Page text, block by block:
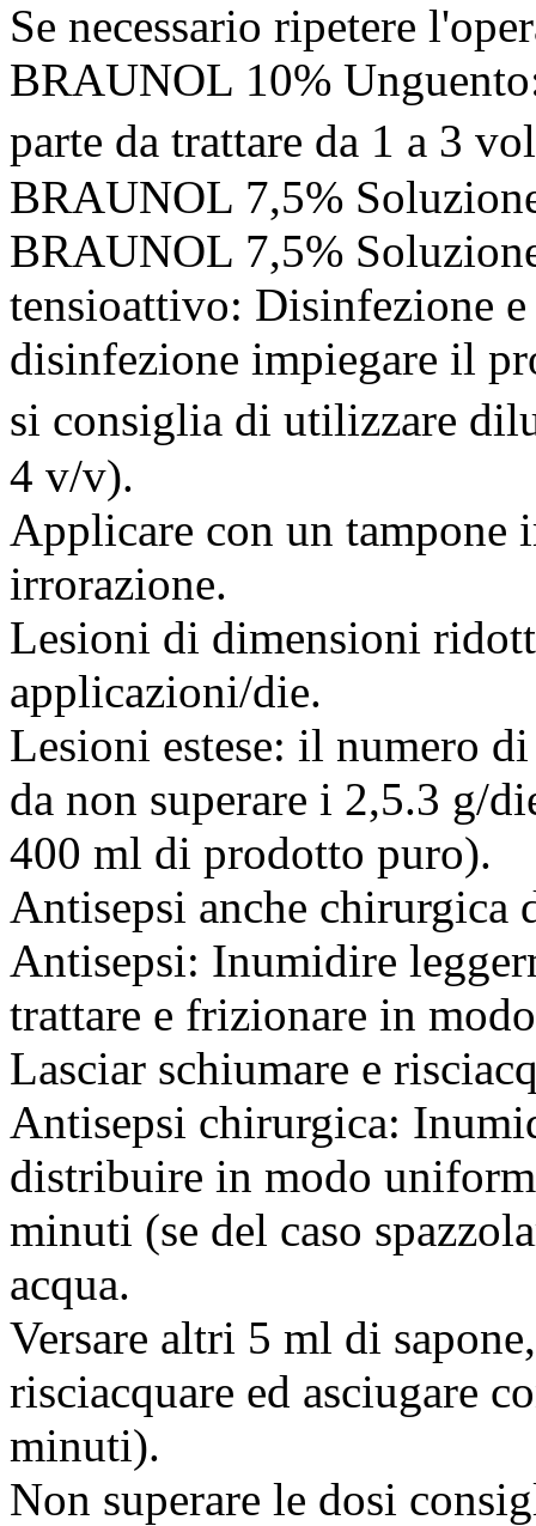
Se necessario ripetere
BRAUNOL 10%
parte da trattare da 1 a 3
BRAUNOL 7,5%
BRAUNOL 7,5%
tensioattivo: Disinfezione
disinfezione impiegare il
si consiglia di utilizzare
4 v/v).
Applicare con un tampone
irrorazione.
Lesioni di dimensioni
applicazioni/die.
Lesioni estese: il numero
da non superare i 2,5.3 g/
400 ml di prodotto puro).
Antisepsi anche chirurgica
Antisepsi: Inumidire
trattare e frizionare in
Lasciar schiumare e
Antisepsi chirurgica:
distribuire in modo
minuti (se del caso
acqua.
Versare altri 5 ml di
risciacquare ed asciugare
minuti).
Non superare le dosi